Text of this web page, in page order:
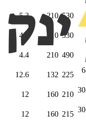
530
210
5.3
530
210
4.7
490
210
4.4
5 שעות ו-6
225
132
12.6
6 שעות ו-30
210
160
12
6 שעות ו-30
215
160
12